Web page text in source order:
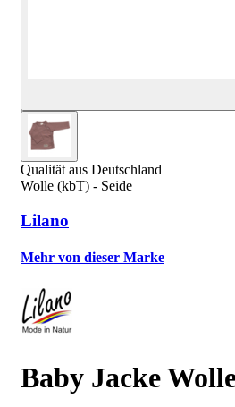
Qualität aus Deutschland
Wolle (kbT) - Seide
Lilano
Mehr von dieser Marke
Baby Jacke